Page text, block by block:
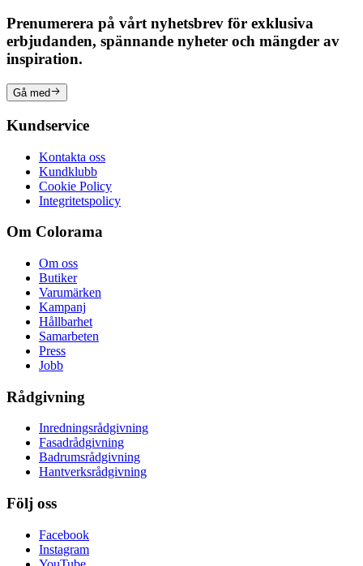
Prenumerera på vårt nyhetsbrev för exklusiva
erbjudanden, spännande nyheter och mängder av
inspiration.
Gå med
Kundservice
Kontakta oss
Kundklubb
Cookie Policy
Integritetspolicy
Om Colorama
Om oss
Butiker
Varumärken
Kampanj
Hållbarhet
Samarbeten
Press
Jobb
Rådgivning
Inredningsrådgivning
Fasadrådgivning
Badrumsrådgivning
Hantverksrådgivning
Följ oss
Facebook
Instagram